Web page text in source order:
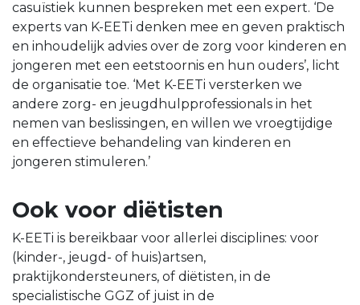
casuïstiek kunnen bespreken met een expert. ‘De
experts van K-EETi denken mee en geven praktisch
en inhoudelijk advies over de zorg voor kinderen en
jongeren met een eetstoornis en hun ouders’, licht
de organisatie toe. ‘Met K-EETi versterken we
andere zorg- en jeugdhulpprofessionals in het
nemen van beslissingen, en willen we vroegtijdige
en effectieve behandeling van kinderen en
jongeren stimuleren.’
Ook voor diëtisten
K-EETi is bereikbaar voor allerlei disciplines: voor
(kinder-, jeugd- of huis)artsen,
praktijkondersteuners, of diëtisten, in de
specialistische GGZ of juist in de